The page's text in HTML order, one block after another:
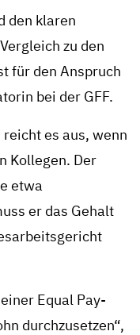
den klaren
zu den
für den Anspruch
bei der GFF.
es aus, wenn
Kollegen. Der
etwa
er das Gehalt
Equal Pay-
durchzusetzen“,